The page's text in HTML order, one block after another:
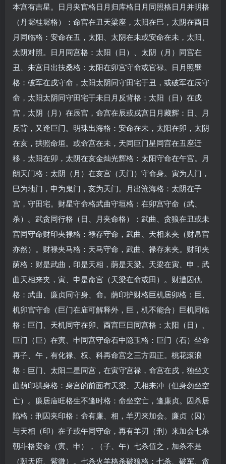
本宫有吉星。日月夹官格日月归库格日月同照格日月并明格
（丹墀桂墀格）：命宫在丑天梁座，太阳在巳，太阴在酉日
月同临格：安命在丑，太阳、太阴在未或安命在未，太阳、
太阴对照。日月同宫格：太阳（日）、太阴（月）同宫在
丑、未宫日出扶桑格：太阳在卯宫守命或官禄。日月照壁
格：破军在戌守命，太阳太阴同守田宅于丑，或破军在辰守
命，太阳太阴同守田宅于未日月反背格：太阳（日）在戌
宫，太阴（月）在辰宫，命宫在辰或戌宫日月藏辉：日、月
反背，又逢巨门。明珠出海格：安命在未，太阳在卯，太阴
在亥，拱照命垣。或命宫在未，天同巨门星同宫在丑座迁
移，太阳在卯，太阴在亥金灿光辉格：太阳守命在午宫。月
朗天门格：太阴（月）在亥宫（天门）守命身。寅为人门，
巳为地门，申为鬼门，亥为天门。月出沧海格：太阴在子
宫，守田宅。财星守命格武曲守垣格：在卯宫守命（武、
杀）。武贪同行格（日、月夹命格）：武曲、贪狼在丑或未
宫同守命财印夹禄格：禄存守命，武曲、天相来夹（财帛宫
亦然）。财禄夹马格：天马守命，武曲、禄存来夹。财印夹
荫格：财是武曲，印是天相，荫是天梁。天梁在寅、申，武
曲天相来夹，寅、申是命宫（天梁在命或田）。财遭囚仇
格：武曲、廉贞同守身、命。荫印护财格巨机居卯格：巨、
机卯宫守命（巨门在庙可解释外，巨，机不能合）巨机同临
格：巨门、天机同守在卯、酉宫巨日同宫格：太阳（日）、
巨门（巨）在寅、申同宫守命石中隐玉格：巨门（石）坐命
再子、午，有化禄、权、科再命宫之三方四正。桃花滚浪
格：巨门、太阳二星同宫，在寅守宫禄，命宫在戌，独坐文
曲荫印拱身格：身宫的前面有天梁、天相来冲（但身勿坐空
亡）。廉居庙旺格生不逢时格：命坐空亡，逢廉贞。囚杀居
陷格：刑囚夹印格：命有廉、相，羊刃来加会。廉贞（囚）
与天相（印）在子或午同守命，再有羊刃（刑）来加会七杀
朝斗格安命（寅、申），（子、午）七杀值之，加杀不是
（朝天府、紫微）。七杀火羊格杀破狼格：七杀、破军、贪